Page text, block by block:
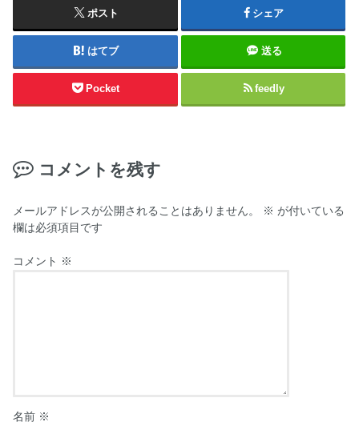
ポスト シェア
はてブ 送る
Pocket feedly
コメントを残す
メールアドレスが公開されることはありません。 ※ が付いている
欄は必須項目です
コメント ※
名前 ※